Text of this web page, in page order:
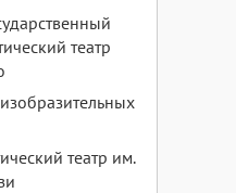
театр
театр им.